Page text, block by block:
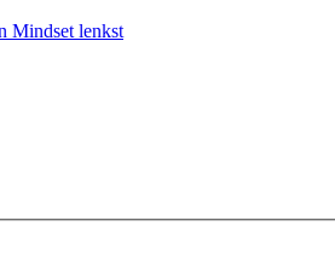
Mindset lenkst